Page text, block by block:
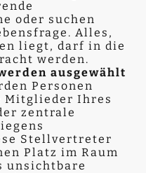
oder suchen
Alles,
liegt, darf in die
werden.
ausgewählt
Personen
Mitglieder Ihres
zentrale
Stellvertreter
Platz im Raum
unsichtbare